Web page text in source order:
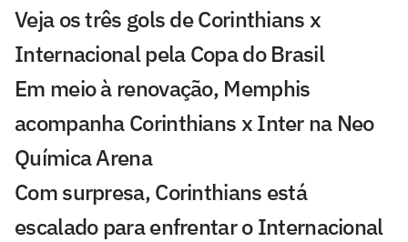
Veja os três gols de Corinthians x
Internacional pela Copa do Brasil
Em meio à renovação, Memphis
acompanha Corinthians x Inter na Neo
Química Arena
Com surpresa, Corinthians está
escalado para enfrentar o Internacional